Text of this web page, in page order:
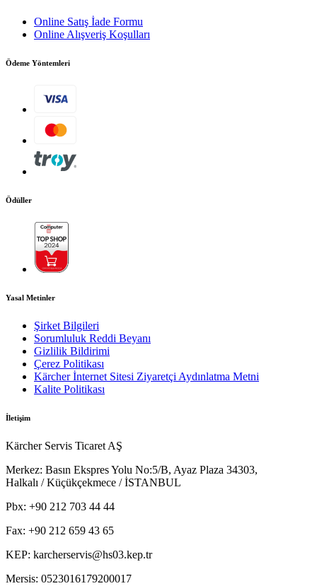
Online Satış İade Formu
Online Alışveriş Koşulları
Ödeme Yöntemleri
Ödüller
Yasal Metinler
Şirket Bilgileri
Sorumluluk Reddi Beyanı
Gizlilik Bildirimi
Çerez Politikası
Kärcher İnternet Sitesi Ziyaretçi Aydınlatma Metni
Kalite Politikası
İletişim
Kärcher Servis Ticaret AŞ
Merkez: Basın Ekspres Yolu No:5/B, Ayaz Plaza 34303,
Halkalı / Küçükçekmece / İSTANBUL
Pbx: +90 212 703 44 44
Fax: +90 212 659 43 65
KEP: karcherservis@hs03.kep.tr
Mersis: 0523016179200017